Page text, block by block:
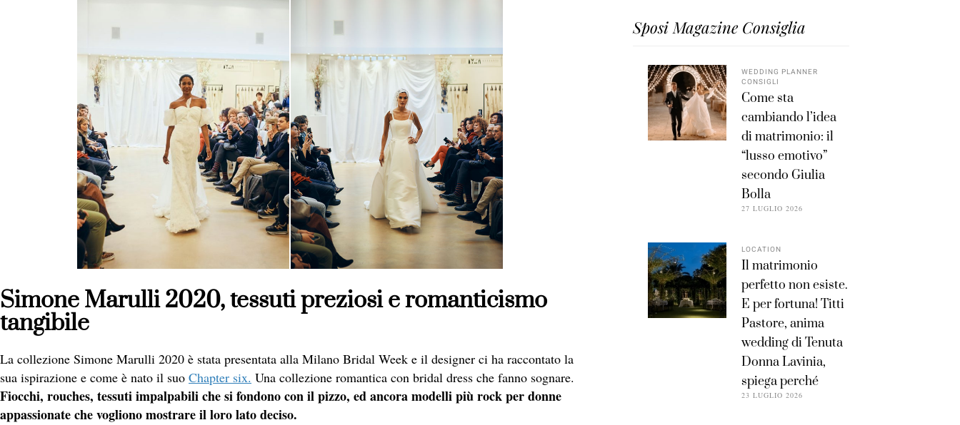
Simone Marulli 2020, tessuti preziosi e romanticismo
tangibile
La collezione Simone Marulli 2020 è stata presentata alla Milano Bridal Week e il designer ci ha raccontato la
sua ispirazione e come è nato il suo Chapter six. Una collezione romantica con bridal dress che fanno sognare.
Fiocchi, rouches, tessuti impalpabili che si fondono con il pizzo, ed ancora modelli più rock per donne
appassionate che vogliono mostrare il loro lato deciso.
Sposi Magazine Consiglia
WEDDING PLANNER
CONSIGLI
Come sta
cambiando l’idea
di matrimonio: il
“lusso emotivo”
secondo Giulia
Bolla
27 LUGLIO 2026
LOCATION
Il matrimonio
perfetto non esiste.
E per fortuna! Titti
Pastore, anima
wedding di Tenuta
Donna Lavinia,
spiega perché
23 LUGLIO 2026